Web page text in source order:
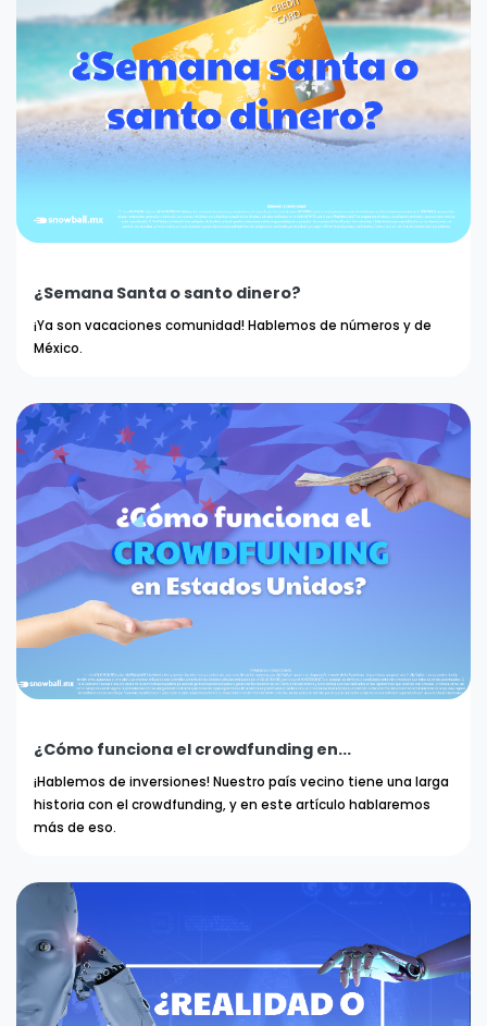
¿Semana Santa o santo dinero?
¡Ya son vacaciones comunidad! Hablemos de números y de
México.
¿Cómo funciona el crowdfunding en...
¡Hablemos de inversiones! Nuestro país vecino tiene una larga
historia con el crowdfunding, y en este artículo hablaremos
más de eso.